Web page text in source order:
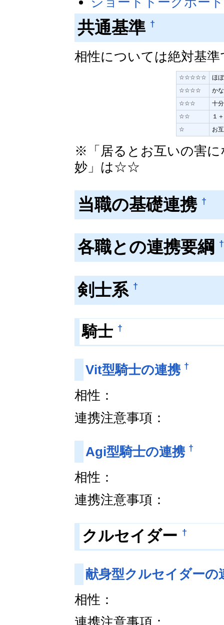
共通基準 †
相性については絶対基
☆☆☆☆☆
ほ
☆☆☆☆
か
☆☆☆
十
☆☆
１
☆
お
※「居るとお互いの害
妙」は☆☆
当職の基礎連携 †
各職との連携要綱 †
剣士系 †
騎士 †
Vit型騎士の連携 †
相性：
連携注意事項：
Agi型騎士の連携 †
相性：
連携注意事項：
クルセイダー †
献身型クルセイダーの
相性：
連携注意事項：